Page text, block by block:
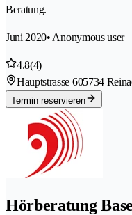
Beratung.
Juni 2020• Anonymous user
4.8(4)
Hauptstrasse 605734
Termin reservieren
Hörberatung